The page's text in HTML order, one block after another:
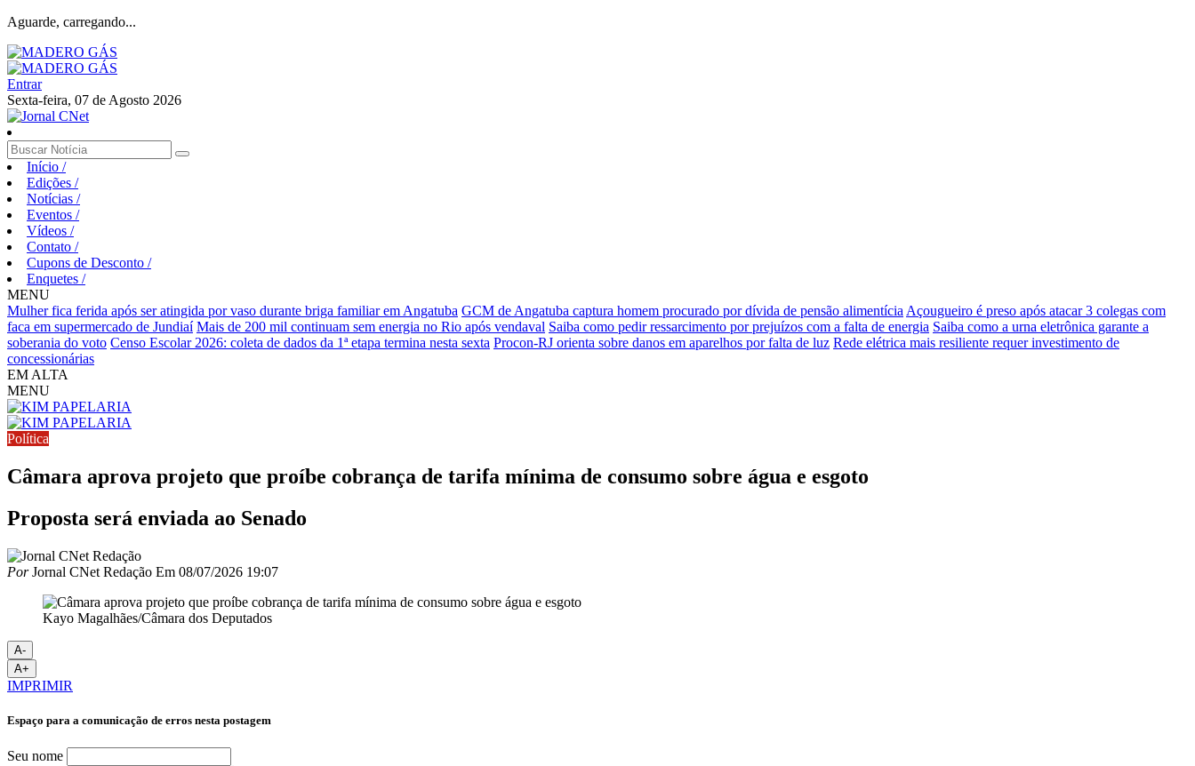
Aguarde, carregando...
Entrar
Sexta-feira, 07 de Agosto 2026
Início /
Edições /
Notícias /
Eventos /
Vídeos /
Contato /
Cupons de Desconto /
Enquetes /
MENU
Mulher fica ferida após ser atingida por vaso durante briga familiar em Angatuba GCM de Angatuba captura homem procurado por dívida de pensão alimentícia Açougueiro é preso após atacar 3 colegas com
faca em supermercado de Jundiaí Mais de 200 mil continuam sem energia no Rio após vendaval Saiba como pedir ressarcimento por prejuízos com a falta de energia Saiba como a urna eletrônica garante a
soberania do voto Censo Escolar 2026: coleta de dados da 1ª etapa termina nesta sexta Procon-RJ orienta sobre danos em aparelhos por falta de luz Rede elétrica mais resiliente requer investimento de
concessionárias
EM ALTA
MENU
Política
Câmara aprova projeto que proíbe cobrança de tarifa mínima de consumo sobre água e esgoto
Proposta será enviada ao Senado
PorJornal CNet Redação Em 08/07/2026 19:07
Kayo Magalhães/Câmara dos Deputados
A-
A+
IMPRIMIR
Espaço para a comunicação de erros nesta postagem
Seu nome